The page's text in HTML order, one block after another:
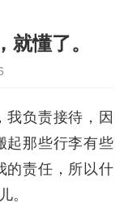
吃饭 " ，也终
，你可以过来住
候开始把那间出
大的，才能称
个让我们身心…
懂了。
我负责接待，因
起那些行李有些
的责任，所以什
。